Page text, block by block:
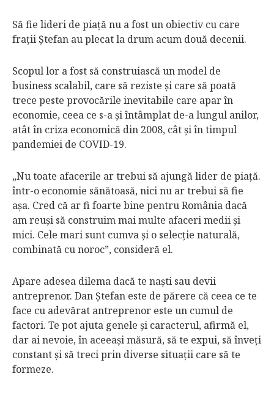
Să fie lideri de piaţă nu a fost un obiectiv cu care
fraţii Ştefan au plecat la drum acum două decenii.
Scopul lor a fost să construiască un model de
business scalabil, care să reziste şi care să poată
trece peste provocările inevitabile care apar în
economie, ceea ce s-a şi întâmplat de-a lungul anilor,
atât în criza economică din 2008, cât şi în timpul
pandemiei de COVID-19.
„Nu toate afacerile ar trebui să ajungă lider de piaţă.
într-o economie sănătoasă, nici nu ar trebui să fie
aşa. Cred că ar fi foarte bine pentru România dacă
am reuşi să construim mai multe afaceri medii şi
mici. Cele mari sunt cumva şi o selecţie naturală,
combinată cu noroc”, consideră el.
Apare adesea dilema dacă te naşti sau devii
antreprenor. Dan Ştefan este de părere că ceea ce te
face cu adevărat antreprenor este un cumul de
factori. Te pot ajuta genele şi caracterul, afirmă el,
dar ai nevoie, în aceeaşi măsură, să te expui, să înveţi
constant şi să treci prin diverse situaţii care să te
formeze.